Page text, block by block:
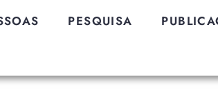
PESQUISA